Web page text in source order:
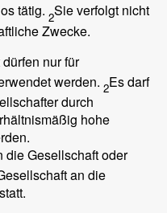
tätig. 2Sie verfolgt nicht
Zwecke.
nur für
werden. 2Es darf
durch
hohe
die Gesellschaft oder
an die